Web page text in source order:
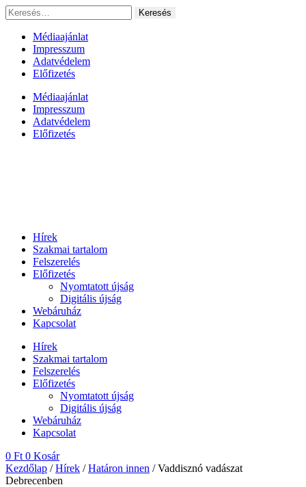
Ugrás
a
tartalomhoz
Keresés:
Médiaajánlat
Impresszum
Adatvédelem
Előfizetés
Médiaajánlat
Impresszum
Adatvédelem
Előfizetés
Hírek
Szakmai tartalom
Felszerelés
Előfizetés
Nyomtatott újság
Digitális újság
Webáruház
Kapcsolat
Hírek
Szakmai tartalom
Felszerelés
Előfizetés
Nyomtatott újság
Digitális újság
Webáruház
Kapcsolat
0 Ft 0 Kosár
Kezdőlap /Hírek /Határon innen / Vaddisznó vadászat
Debrecenben